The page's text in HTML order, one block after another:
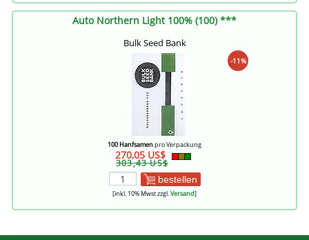
Auto Northern Light 100% (100) ***
Bulk Seed Bank
-11%
100 Hanfsamenpro Verpackung
270,05 US$
303,43 US$
bestellen
[inkl. 10% Mwst zzgl.Versand]